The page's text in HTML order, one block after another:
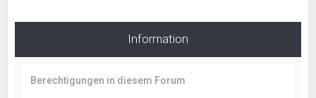
Information
Berechtigungen in diesem Forum